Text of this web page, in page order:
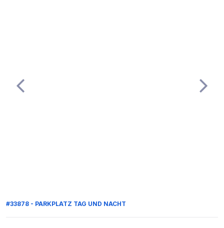
#33878 - PARKPLATZ TAG UND NACHT